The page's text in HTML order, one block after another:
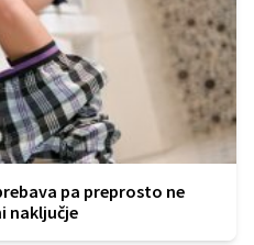
pa preprosto ne
naključje